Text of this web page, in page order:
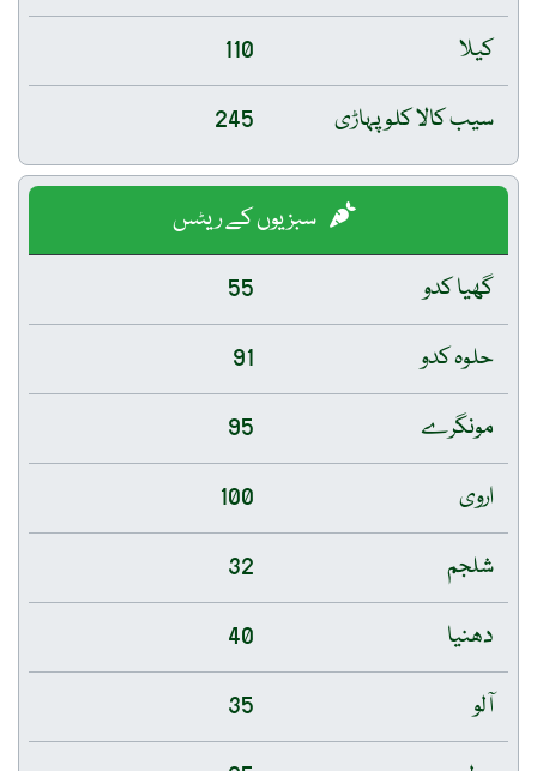
کیلا
110
سیب کالا کلو پہاڑی
245
سبزیوں کے ریٹس
گھیا کدو
55
حلوہ کدو
91
مونگرے
95
اروی
100
شلجم
32
دھنیا
40
آلو
35